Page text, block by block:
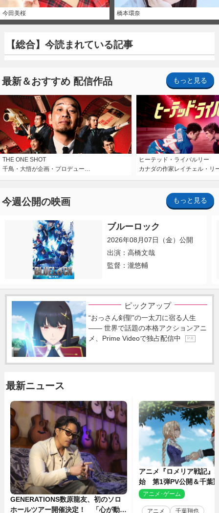
今田美桜 橋本環奈
【総合】今読まれている記事
最新＆おすすめ 配信作品 もっと見る
THE ONE SHOT
千鳥・大悟が企画・プロデュー…
ヒーテッド・ライバルリー
カナダの作家レイチェル・リ
今週公開の映画 もっと見る
ブルーロック
2026年08月07日（金）公開
出演：高橋文哉
監督：瀧悠輔
ピックアップ
“おっさん剣聖”の一太刀に宿る人生
―― 世界で話題の本格アクションアニ
メ、Prime Videoで独占配信中
P R
最新ニュース
GENERATIONS数原龍友、初のソロ
ホールツアー開催決定！ 「心が動い
アニメ『ロメリア戦記』
始 第1弾PV公開＆千葉
ャスト4人を発表
アニメ･ゲーム
アニメ 千葉翔也